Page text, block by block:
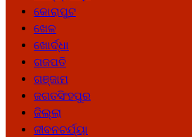
କୋରାପୁଟ
ଖେଳ
ଖୋର୍ଦ୍ଧା
ଗଜପତି
ଗଞ୍ଜାମ
ଜଗତସିଂହପୁର
ଜିଲ୍ଲା
ଜୀବନଚର୍ଯ୍ୟା